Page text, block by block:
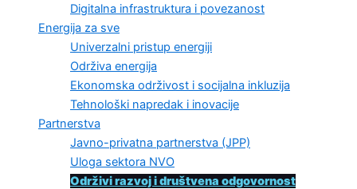
Digitalna infrastruktura i povezanost
Energija za sve
Univerzalni pristup energiji
Održiva energija
Ekonomska održivost i socijalna inkluzija
Tehnološki napredak i inovacije
Partnerstva
Javno-privatna partnerstva (JPP)
Uloga sektora NVO
Održivi razvoj i društvena odgovornost